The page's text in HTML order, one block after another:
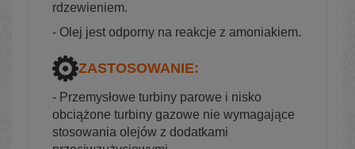
rdzewieniem.
- Olej jest odporny na reakcje z amoniakiem.
ZASTOSOWANIE:
- Przemysłowe turbiny parowe i nisko
obciążone turbiny gazowe nie wymagające
stosowania olejów z dodatkami